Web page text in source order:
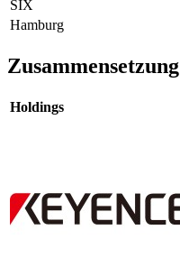
SIX
Hamburg
Zusammensetzung
Holdings